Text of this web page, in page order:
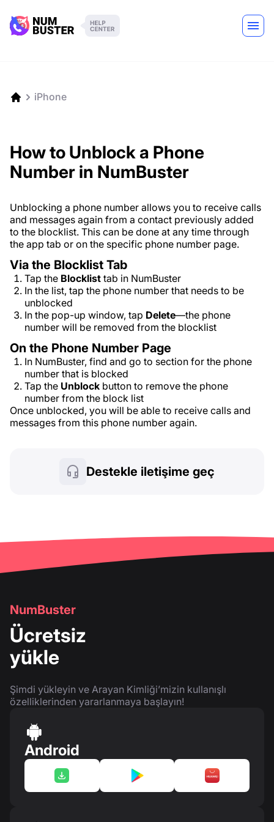
iPhone
How to Unblock a Phone
Number in NumBuster
Unblocking a phone number allows you to receive calls
and messages again from a contact previously added
to the blocklist. This can be done at any time through
the app tab or on the specific phone number page.
Via the Blocklist Tab
Tap the Blocklist tab in NumBuster
In the list, tap the phone number that needs to be
unblocked
In the pop-up window, tap Delete—the phone
number will be removed from the blocklist
On the Phone Number Page
In NumBuster, find and go to section for the phone
number that is blocked
Tap the Unblock button to remove the phone
number from the block list
Once unblocked, you will be able to receive calls and
messages from this phone number again.
Destekle iletişime geç
NumBuster
Ücretsiz
yükle
Şimdi yükleyin ve Arayan Kimliği’mizin kullanışlı
özelliklerinden yararlanmaya başlayın!
Android